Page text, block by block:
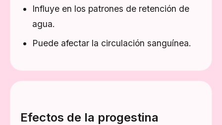
Influye en los patrones de retención de
agua.
Puede afectar la circulación sanguínea.
Efectos de la progestina